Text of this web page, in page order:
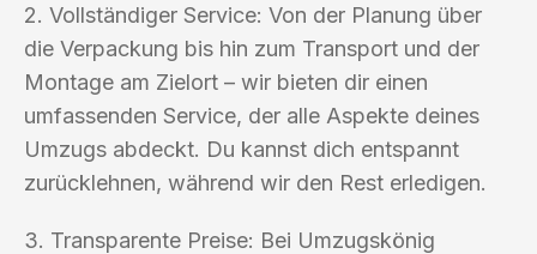
2. Vollständiger Service: Von der Planung über
die Verpackung bis hin zum Transport und der
Montage am Zielort – wir bieten dir einen
umfassenden Service, der alle Aspekte deines
Umzugs abdeckt. Du kannst dich entspannt
zurücklehnen, während wir den Rest erledigen.
3. Transparente Preise: Bei Umzugskönig